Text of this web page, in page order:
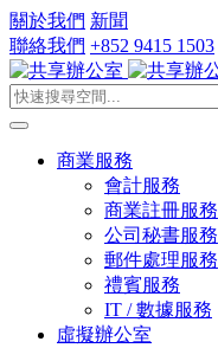
關於我們 新聞
聯絡我們 +852 9415 1503
商業服務
會計服務
商業註冊服務
公司秘書服務
郵件處理服務
禮賓服務
IT / 數據服務
虛擬辦公室